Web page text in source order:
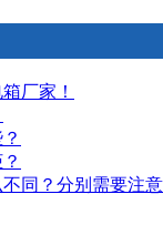
厂家！
同？分别需要注